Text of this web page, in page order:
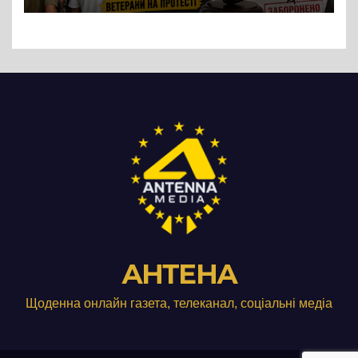
Три», що займається
АНТЕНА
Щоденна онлайн газета, телеканал, соціальні медіа